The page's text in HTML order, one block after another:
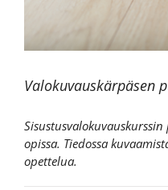
Valokuvauskärpäsen
opissa. Tiedossa
opettelua.